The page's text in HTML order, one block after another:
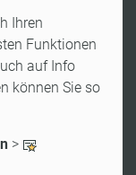
Ihren
Funktionen
auf Info
können Sie so
>